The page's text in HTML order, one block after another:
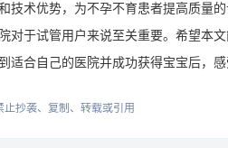
技术优势，为不孕不育患者提高质量
对于试管用户来说至关重要。希望本
适合自己的医院并成功获得宝宝后，
止抄袭、复制、转载或引用